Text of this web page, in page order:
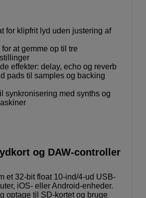
for klipfrit lyd uden justering af
at gemme op til tre
effekter: delay, echo og reverb
pads til samples og backing
synkronisering med synths og
og DAW-controller
et 32-bit float 10-ind/4-ud USB-
iOS- eller Android-enheder.
optage til SD-kortet og bruge